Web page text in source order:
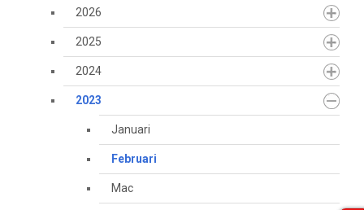
2026
2025
2024
2023
Januari
Februari
Mac